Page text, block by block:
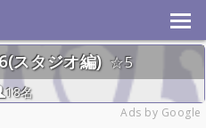
スタジオ編)
5
18名
Ads by Google